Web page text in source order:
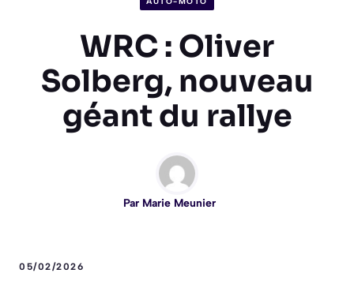
WRC : Oliver
Solberg, nouveau
géant du rallye
Par Marie Meunier
05/02/2026